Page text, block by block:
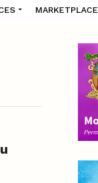
MARKETPLACE